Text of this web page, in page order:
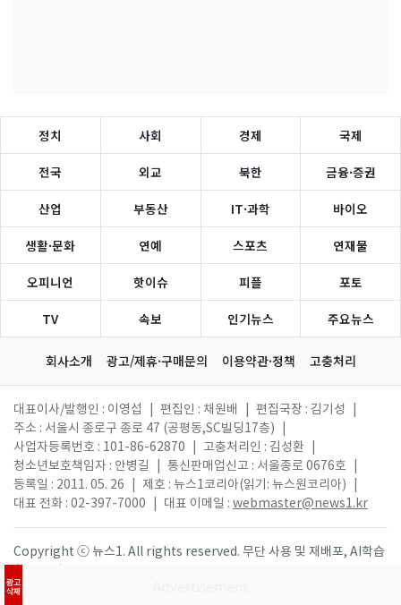
광고
삭제
정치 사회 경제 국제
전국 외교 북한 금융·증권
산업 부동산 IT·과학 바이오
생활·문화 연예 스포츠 연재물
오피니언 핫이슈 피플 포토
TV 속보 인기뉴스 주요뉴스
회사소개 광고/제휴·구매문의 이용약관·정책 고충처리
대표이사/발행인 : 이영섭 편집인 : 채원배 편집국장 : 김기성
주소 : 서울시 종로구 종로 47 (공평동,SC빌딩17층)
사업자등록번호 : 101-86-62870
고충처리인 : 김성환
청소년보호책임자 : 안병길
통신판매업신고 : 서울종로 0676호
등록일 : 2011. 05. 26
제호 : 뉴스1코리아(읽기: 뉴스원코리아)
대표 전화 : 02-397-7000
대표 이메일 : webmaster@news1.kr
Copyright ⓒ 뉴스1. All rights reserved. 무단 사용 및 재배포, AI학습